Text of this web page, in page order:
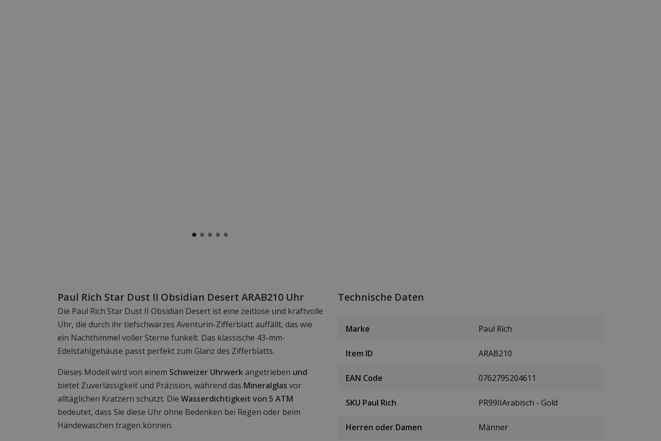
Paul Rich Star Dust II Obsidian Desert ARAB210 Uhr
Die Paul Rich Star Dust II Obsidian Desert ist eine zeitlose und kraftvolle
Uhr, die durch ihr tiefschwarzes Aventurin-Zifferblatt auffällt, das wie
ein Nachthimmel voller Sterne funkelt. Das klassische 43-mm-
Edelstahlgehäuse passt perfekt zum Glanz des Zifferblatts.
Dieses Modell wird von einem Schweizer Uhrwerkangetrieben und
bietet Zuverlässigkeit und Präzision, während das Mineralglas vor
alltäglichen Kratzern schützt. Die Wasserdichtigkeit von 5 ATM
bedeutet, dass Sie diese Uhr ohne Bedenken bei Regen oder beim
Händewaschen tragen können.
Technische Daten
Marke Paul Rich
Item ID ARAB210
EAN Code 0762795204611
SKU Paul Rich PR99IIArabisch - Gold
Herren oder Damen Männer